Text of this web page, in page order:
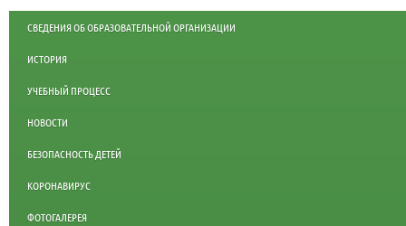
СВЕДЕНИЯ ОБ ОБРАЗОВАТЕЛЬНОЙ ОРГАНИЗАЦИИ
ИСТОРИЯ
УЧЕБНЫЙ ПРОЦЕСС
НОВОСТИ
БЕЗОПАСНОСТЬ ДЕТЕЙ
КОРОНАВИРУС
ФОТОГАЛЕРЕЯ